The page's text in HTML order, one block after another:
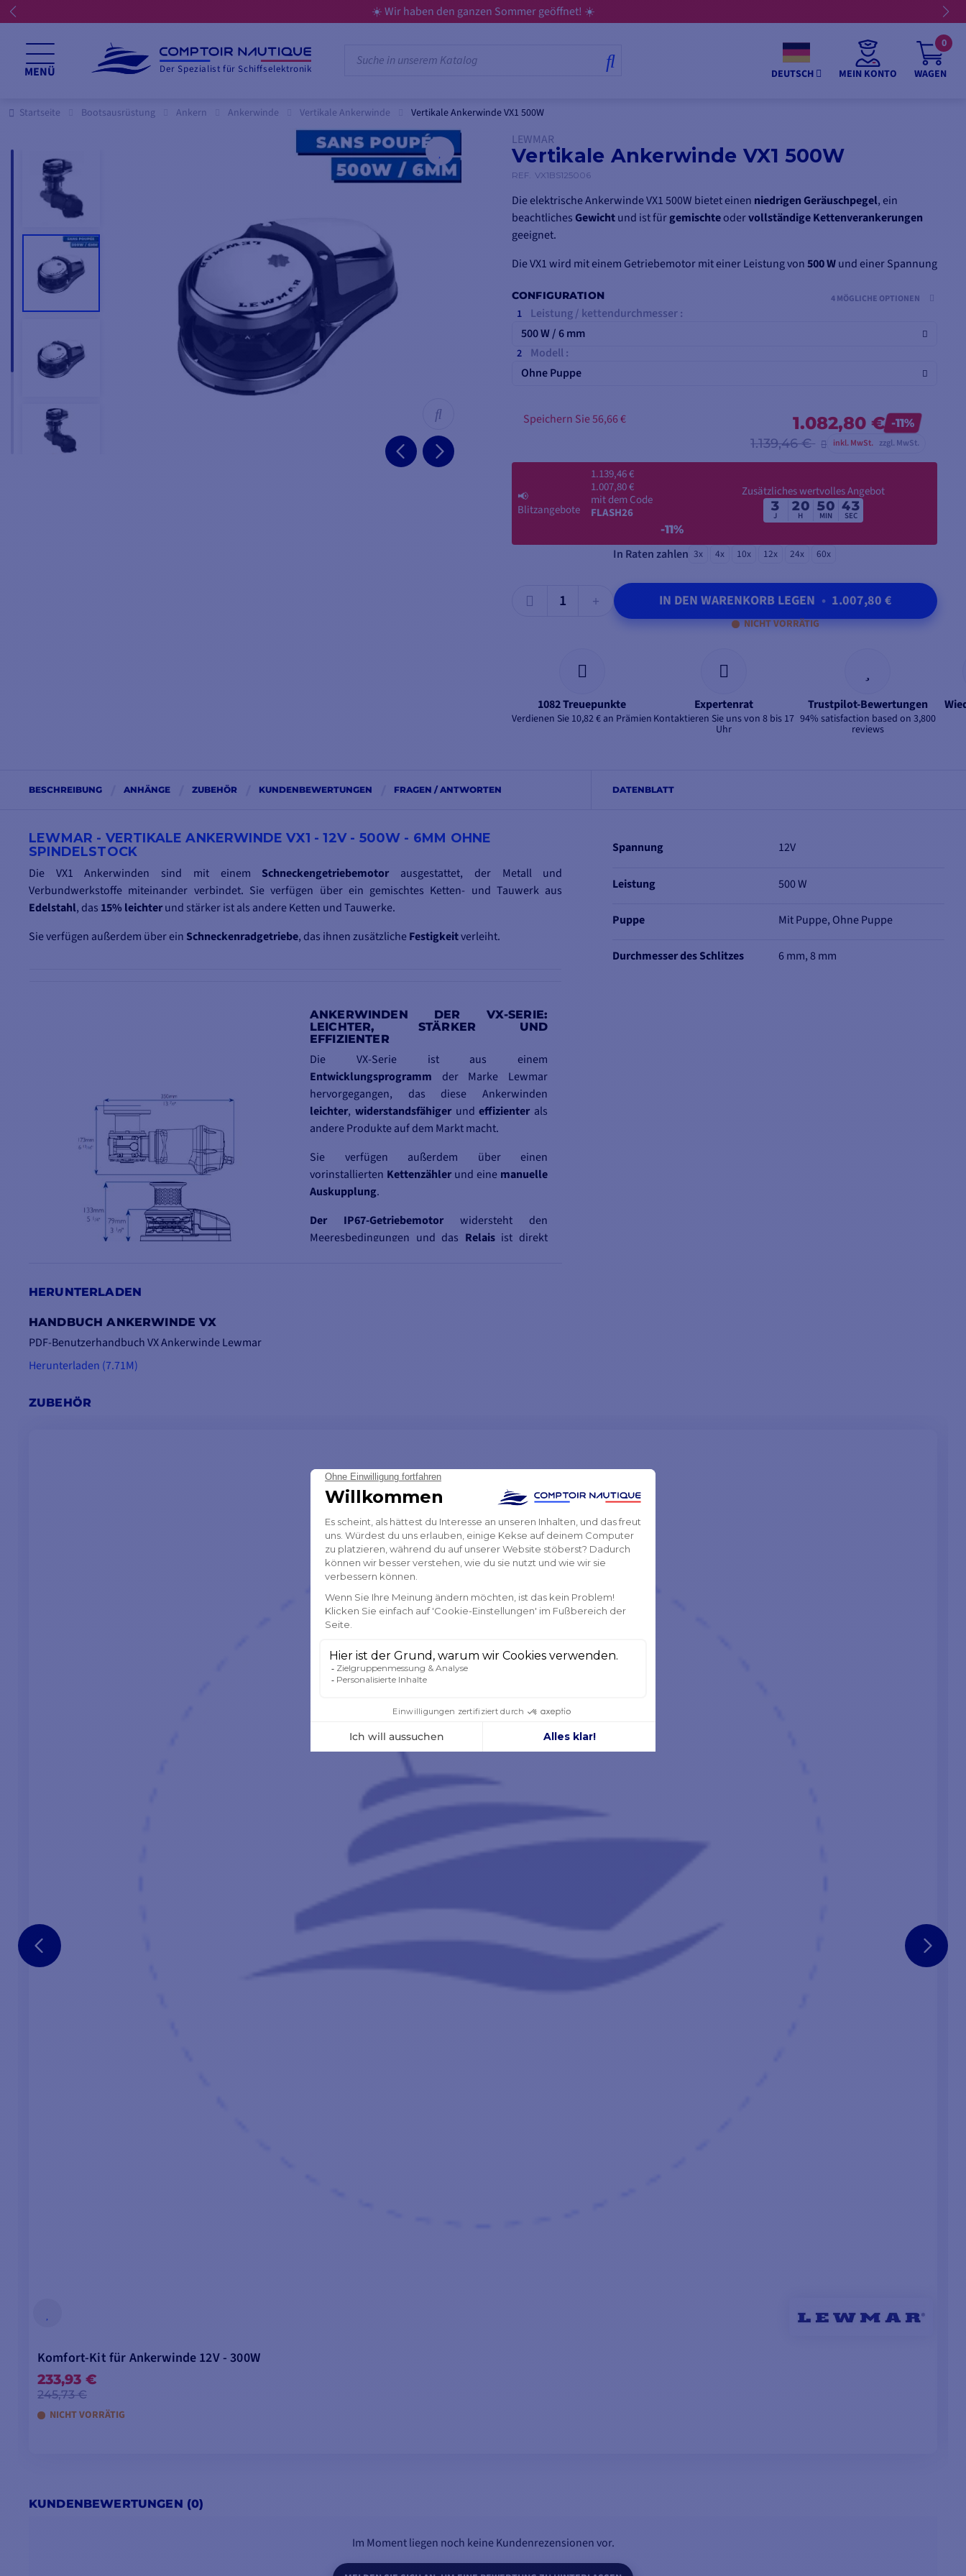
☀️ Wir haben den ganzen Sommer geöffnet! ☀️
MENÜ Der Spezialist für Schiffselektronik DEUTSCH MEIN KONTO WAGEN
0
Startseite Bootsausrüstung Ankern Ankerwinde Vertikale Ankerwinde Vertikale Ankerwinde VX1 500W
LEWMAR
Vertikale Ankerwinde VX1 500W
REF. VX1BS125006
Die elektrische Ankerwinde VX1 500W bietet einen niedrigen Geräuschpegel, ein
beachtlichesGewichtund ist fürgemischteodervollständigeKettenverankerungen
geeignet.
Die VX1 wird mit einem Getriebemotor mit einer Leistung von500 Wund einer Spannung
CONFIGURATION
Leistung / kettendurchmesser :
500 W / 6 mm
Modell :
Ohne Puppe
4 MÖGLICHE OPTIONEN
1.082,80 € -11%
1.139,46 € inkl. MwSt. zzgl. MwSt.
Speichern Sie 56,66 €
📢
Blitzangebote
1.139,46 €
1.007,80 €
mit dem Code
FLASH26
-11%
Zusätzliches wertvolles Angebot
3
J
20
H
50
MIN
41
SEC
In Raten zahlen 3x 4x 10x 12x 24x 60x
IN DEN WARENKORB LEGEN • 1.007,80 €
NICHT VORRÄTIG
1082 Treuepunkte
Verdienen Sie 10,82 € an Prämien
Expertenrat
Kontaktieren Sie uns von 8 bis 17
Uhr
Trustpilot-Bewertungen
94% satisfaction based on 3,800
reviews
DATENBLATT
Spannung 12V
Leistung 500 W
Puppe Mit Puppe, Ohne Puppe
Durchmesser des Schlitzes 6 mm, 8 mm
BESCHREIBUNG ANHÄNGE ZUBEHÖR KUNDENBEWERTUNGEN FRAGEN / ANTWORTEN
LEWMAR - VERTIKALE ANKERWINDE VX1 - 12V - 500W - 6MM OHNE
SPINDELSTOCK
Die VX1 Ankerwinden sind mit einem Schneckengetriebemotorausgestattet, der Metall und
Verbundwerkstoffe miteinander verbindet. Sie verfügen über ein gemischtes Ketten- und Tauwerk aus
Edelstahl, das 15% leichterund stärker ist als andere Ketten und Tauwerke.
Sie verfügen außerdem über ein Schneckenradgetriebe, das ihnen zusätzlicheFestigkeitverleiht.
ANKERWINDEN DER VX-SERIE:
LEICHTER, STÄRKER UND
EFFIZIENTER
Die VX-Serie ist aus einem
Entwicklungsprogramm der Marke Lewmar
hervorgegangen, das diese Ankerwinden
leichter, widerstandsfähigerundeffizienterals
andere Produkte auf dem Markt macht.
Sie verfügen außerdem über einen
vorinstallierten Kettenzählerund eine manuelle
Auskupplung.
Der IP67-Getriebemotorwidersteht den
Meeresbedingungen und das Relaisist direkt
TECHNISCHE EIGENSCHAFTEN DER ANKERWINDE VX1 - 12V - 500W - 6MM MIT
SPINDELSTOCK
VX1BC125006
6-7mm
169 kg
70A
HERUNTERLADEN
HANDBUCH ANKERWINDE VX
PDF-Benutzerhandbuch VX Ankerwinde Lewmar
Herunterladen (7.71M)
ZUBEHÖR
Komfort-Kit für Ankerwinde 12V - 300W
233,93 €
245,73 €
NICHT VORRÄTIG
KUNDENBEWERTUNGEN (0)
Im Moment liegen noch keine Kundenrezensionen vor.